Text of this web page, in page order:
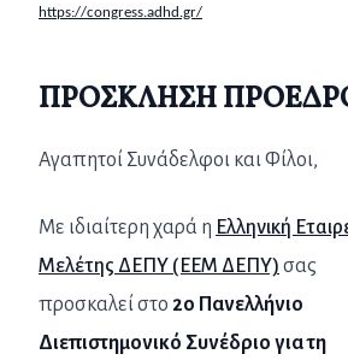
https://congress.adhd.gr/
ΠΡΟΣΚΛΗΣΗ
Αγαπητοί Συνάδελφοι και Φίλοι,
Με ιδιαίτερη χαρά η Ελληνική
Μελέτης ΔΕΠΥ (ΕΕΜ ΔΕΠΥ) σας
προσκαλεί στο 2ο Πανελλήνιο
Διεπιστημονικό Συνέδριο για τη